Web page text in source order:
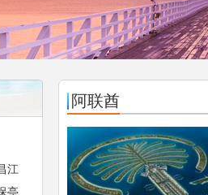
江
亭
阿联酋